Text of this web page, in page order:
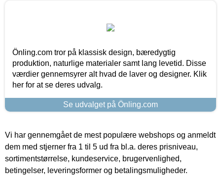
Önling.com tror på klassisk design, bæredygtig
produktion, naturlige materialer samt lang levetid. Disse
værdier gennemsyrer alt hvad de laver og designer. Klik
her for at se deres udvalg.
Se udvalget på Önling.com
Vi har gennemgået de mest populære webshops og anmeldt
dem med stjerner fra 1 til 5 ud fra bl.a. deres prisniveau,
sortimentstørrelse, kundeservice, brugervenlighed,
betingelser, leveringsformer og betalingsmuligheder.